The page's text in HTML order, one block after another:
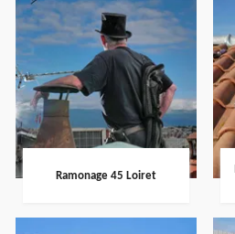
Ramonage 45 Loiret